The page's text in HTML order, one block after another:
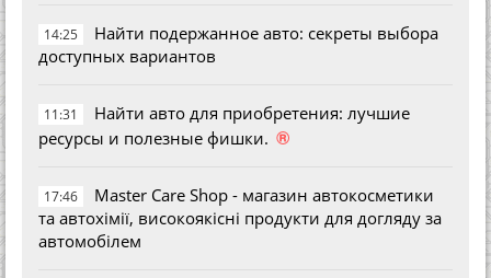
14:25
Найти подержанное авто: секреты выбора
доступных вариантов
11:31
Найти авто для приобретения: лучшие
ресурсы и полезные фишки. ®
17:46
Master Care Shop - магазин автокосметики
та автохімії, високоякісні продукти для догляду за
автомобілем